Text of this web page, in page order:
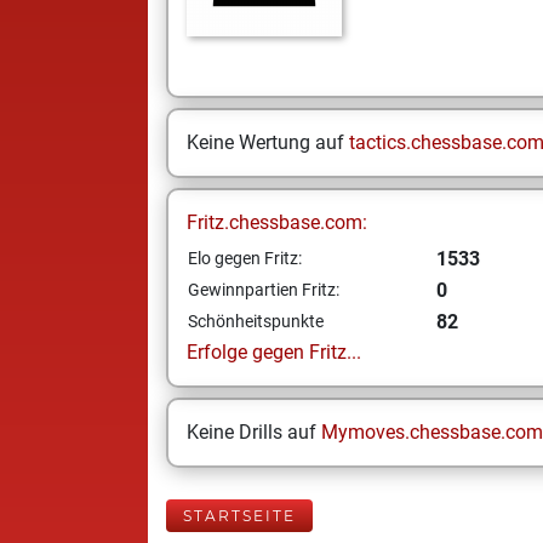
Keine Wertung auf tactics.chessbase.com
Fritz.chessbase.com:
Elo gegen Fritz: 1533
Gewinnpartien Fritz: 0
Schönheitspunkte
82
Erfolge gegen Fritz...
Keine Drills auf Mymoves.chessbase.com
STARTSEITE